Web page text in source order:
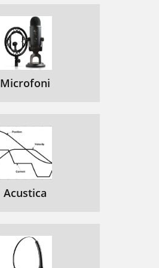
Microfoni
Acustica